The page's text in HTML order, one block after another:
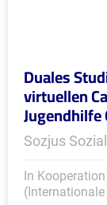
Duales
virtuellen
Jugendhilfe
Sozjus
In